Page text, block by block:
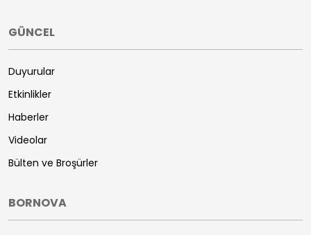
GÜNCEL
Duyurular
Etkinlikler
Haberler
Videolar
Bülten ve Broşürler
BORNOVA